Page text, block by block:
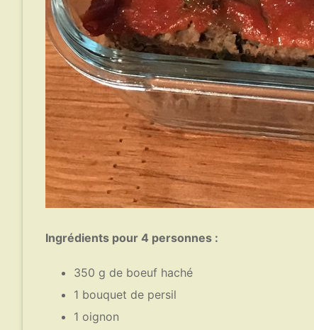
Ingrédients pour 4 personnes :
350 g de boeuf haché
1 bouquet de persil
1 oignon